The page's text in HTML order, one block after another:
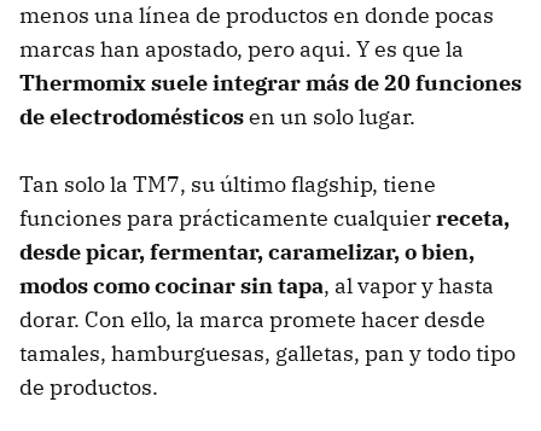
menos una línea de productos en donde pocas
marcas han apostado, pero aqui. Y es que la
Thermomix suele integrar más de 20 funciones
de electrodomésticosen un solo lugar.
Tan solo la TM7, su último flagship, tiene
funciones para prácticamente cualquierreceta,
desde picar, fermentar, caramelizar, o bien,
modos como cocinar sin tapa, al vapor y hasta
dorar. Con ello, la marca promete hacer desde
tamales, hamburguesas, galletas, pan y todo tipo
de productos.